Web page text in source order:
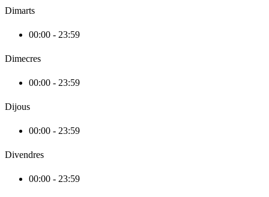
Dimarts
00:00 - 23:59
Dimecres
00:00 - 23:59
Dijous
00:00 - 23:59
Divendres
00:00 - 23:59